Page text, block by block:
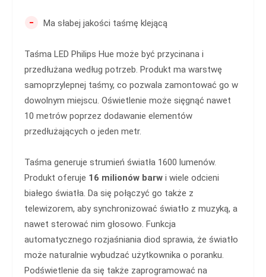
- Ma słabej jakości taśmę klejącą
Taśma LED Philips Hue może być przycinana i
przedłużana według potrzeb. Produkt ma warstwę
samoprzylepnej taśmy, co pozwala zamontować go w
dowolnym miejscu. Oświetlenie może sięgnąć nawet
10 metrów poprzez dodawanie elementów
przedłużających o jeden metr.
Taśma generuje strumień światła 1600 lumenów.
Produkt oferuje 16 milionów barw i wiele odcieni
białego światła. Da się połączyć go także z
telewizorem, aby synchronizować światło z muzyką, a
nawet sterować nim głosowo. Funkcja
automatycznego rozjaśniania diod sprawia, że światło
może naturalnie wybudzać użytkownika o poranku.
Podświetlenie da się także zaprogramować na